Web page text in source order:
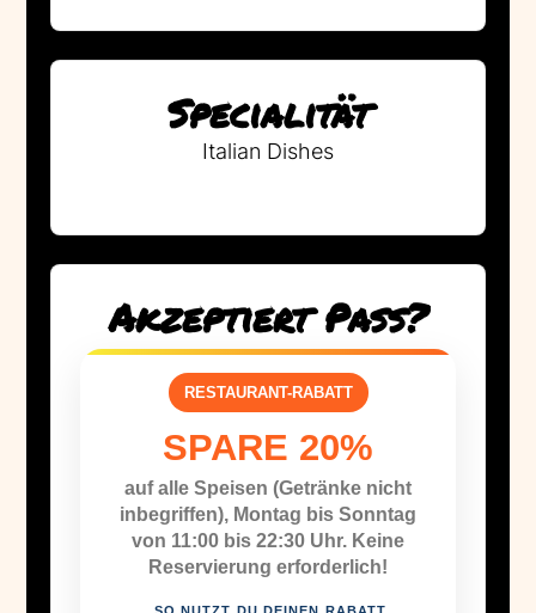
Specialität
Italian Dishes
Akzeptiert Pass?
RESTAURANT-RABATT
SPARE 20%
auf alle Speisen (Getränke nicht
inbegriffen), Montag bis Sonntag
von 11:00 bis 22:30 Uhr. Keine
Reservierung erforderlich!